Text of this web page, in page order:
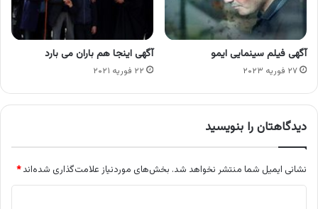
آگهی فیلم سینمایی ایمو
۲۷ فوریه ۲۰۲۳
آگهی اینجا هم باران می بارد
۲۲ فوریه ۲۰۲۱
دیدگاهتان را بنویسید
نشانی ایمیل شما منتشر نخواهد شد. بخش‌های موردنیاز علامت‌گذاری شده‌اند*